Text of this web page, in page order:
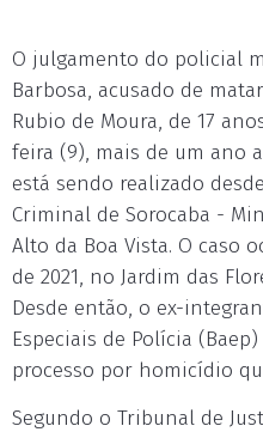
O julgamento do policial
Barbosa, acusado de
Rubio de Moura, de 17
feira (9), mais de um ano
está sendo realizado
Criminal de Sorocaba -
Alto da Boa Vista. O caso
de 2021, no Jardim das
Desde então, o ex-
Especiais de Polícia
processo por homicídio
Segundo o Tribunal de